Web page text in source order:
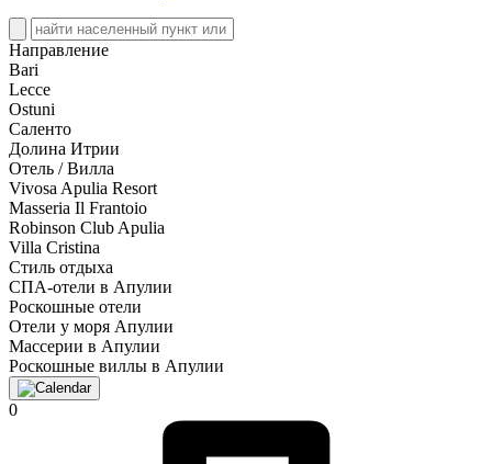
Направление
Bari
Lecce
Ostuni
Саленто
Долина Итрии
Отель / Вилла
Vivosa Apulia Resort
Masseria Il Frantoio
Robinson Club Apulia
Villa Cristina
Стиль отдыха
СПА-отели в Апулии
Роскошные отели
Отели у моря Апулии
Массерии в Апулии
Роскошные виллы в Апулии
0